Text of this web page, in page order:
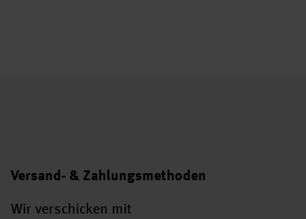
Versand- & Zahlungsmethoden
Wir verschicken mit